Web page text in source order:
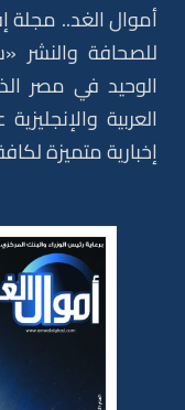
أموال الغد.. مجلة
للصحافة والنشر
الوحيد في مصر
العربية
إخبارية متميزة